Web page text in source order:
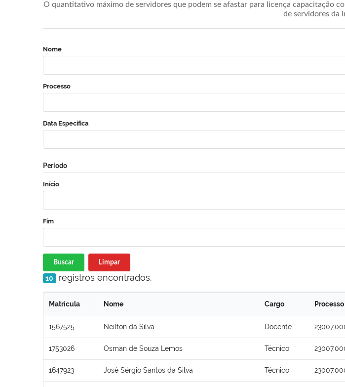
O quantitativo máximo de servidores que podem se afastar para licença capacitação
de servidores da
Nome
Processo
Data Específica
Período
Início
Fim
Buscar Limpar
10 registros encontrados.
Matrícula Nome Cargo Processo
1567525 Neilton da Silva Docente
1753026 Osman de Souza Lemos Técnico
1647923 José Sérgio Santos da Silva Técnico